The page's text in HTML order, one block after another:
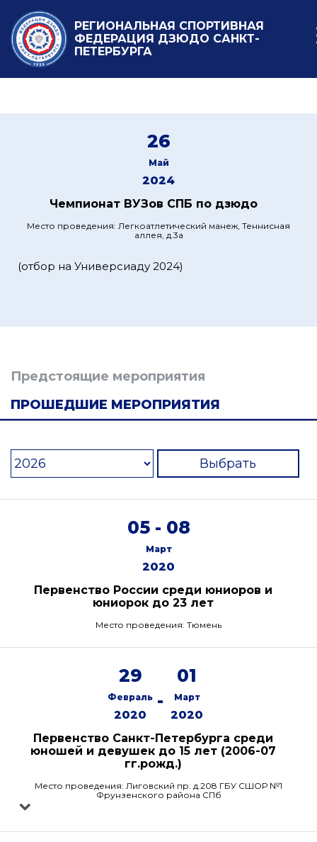
РЕГИОНАЛЬНАЯ СПОРТИВНАЯ
ФЕДЕРАЦИЯ ДЗЮДО САНКТ-
ПЕТЕРБУРГА
26
Май
2024
Чемпионат ВУЗов СПБ по дзюдо
Место проведения: Легкоатлетический манеж, Теннисная
аллея, д.3а
(отбор на Универсиаду 2024)
Предстоящие мероприятия
ПРОШЕДШИЕ МЕРОПРИЯТИЯ
Выбрать
05 - 08
Март
2020
Первенство России среди юниоров и
юниорок до 23 лет
Место проведения: Тюмень
29
Февраль
2020
-
01
Март
2020
Первенство Санкт-Петербурга среди
юношей и девушек до 15 лет (2006-07
гг.рожд.)
Место проведения: Лиговский пр. д.208 ГБУ СШОР №1
Фрунзенского района СПб